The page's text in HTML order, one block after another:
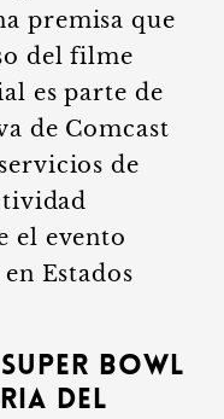
premisa que
del filme
es parte de
de Comcast
de
el evento
Estados
Bowl
del